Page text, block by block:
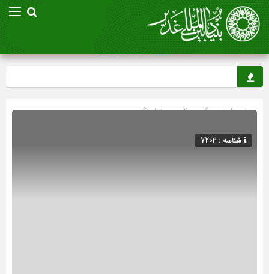
صفحه اصلی» گروه »کلیپ و نماهنگ
شناسه : 7204